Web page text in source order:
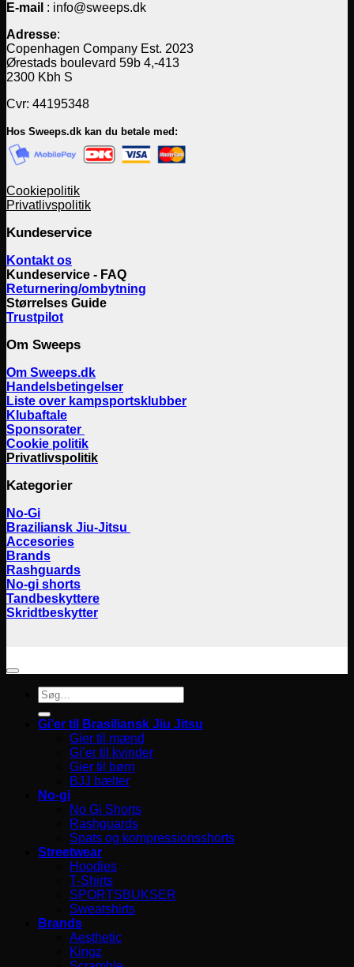
E-mail : info@sweeps.dk
Adresse:
Copenhagen Company Est. 2023
Ørestads boulevard 59b 4,-413
2300 Kbh S
Cvr: 44195348
Hos Sweeps.dk kan du betale med:
Cookiepolitik
Privatlivspolitik
Kundeservice
Kontakt os
Kundeservice - FAQ
Returnering/ombytning
Størrelses Guide
Trustpilot
Om Sweeps
Om Sweeps.dk
Handelsbetingelser
Liste over kampsportsklubber
Klubaftale
Sponsorater
Cookie politik
Privatlivspolitik
Kategorier
No-Gi
Braziliansk Jiu-Jitsu
Accesories
Brands
Rashguards
No-gi shorts
Tandbeskyttere
Skridtbeskytter
Søg
efter:
Gi’er til Brasiliansk Jiu Jitsu
Gier til mænd
Gi’er til kvinder
Gier til børn
BJJ bælter
No-gi
No Gi Shorts
Rashguards
Spats og kompressionsshorts
Streetwear
Hoodies
T-Shirts
SPORTSBUKSER
Sweatshirts
Brands
Aesthetic
Kingz